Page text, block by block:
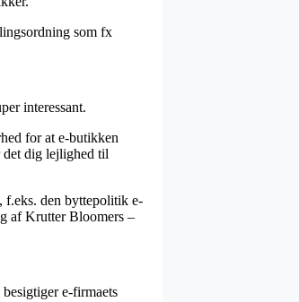
som fx
interessant.
for at e-butikken
det dig lejlighed til
f.eks. den byttepolitik e-
af Krutter Bloomers –
e-firmaets